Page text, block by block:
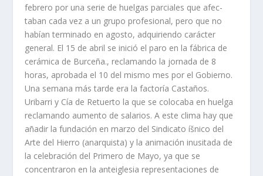
febrero por una serie de huelgas parciales que afec­
taban cada vez a un grupo profesional, pero que no
habí­an terminado en agosto, adquiriendo carácter
general. El 15 de abril se inició el paro en la fábrica de
cerá­mica de Burceña., reclamando la jornada de 8
horas, aprobada el 10 del mismo mes por el Gobierno.
Una semana más tarde era la factorí­a Castaños.
Uribarri y Cí­a de Retuerto la que se colocaba en huelga
reclamando aumento de salarios. A este clima hay que
añadir la fundación en marzo del Sindicato íšnico del
Arte del Hierro (anarquista) y la animación inusitada de
la celebración del Primero de Mayo, ya que se
concentraron en la anteiglesia representaciones de